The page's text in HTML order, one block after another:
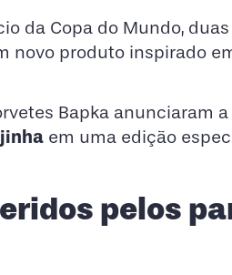
da Copa do Mundo,
novo produto inspirado
Bapka anunciaram
em uma edição
pelos